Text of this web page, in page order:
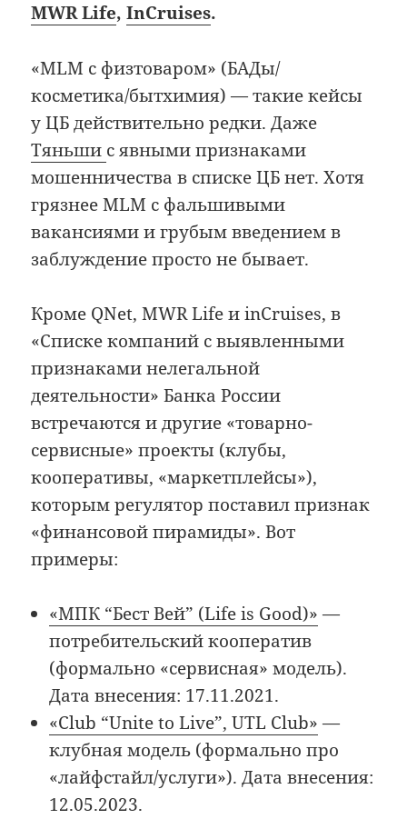
MWR Life,InCruises.
«MLM с физтоваром» (БАДы/
косметика/бытхимия) — такие кейсы
у ЦБ действительно редки. Даже
Тяньши с явными признаками
мошенничества в списке ЦБ нет. Хотя
грязнее MLM с фальшивыми
вакансиями и грубым введением в
заблуждение просто не бывает.
Кроме QNet, MWR Life и inCruises, в
«Списке компаний с выявленными
признаками нелегальной
деятельности» Банка России
встречаются и другие «товарно-
сервисные» проекты (клубы,
кооперативы, «маркетплейсы»),
которым регулятор поставил признак
«финансовой пирамиды». Вот
примеры:
«МПК “Бест Вей” (Life is Good)» —
потребительский кооператив
(формально «сервисная» модель).
Дата внесения: 17.11.2021.
«Club “Unite to Live”, UTL Club» —
клубная модель (формально про
«лайфстайл/услуги»). Дата внесения:
12.05.2023.